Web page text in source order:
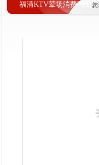
福清KTV荤场消费明细